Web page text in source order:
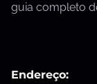
guia completo
Endereço: